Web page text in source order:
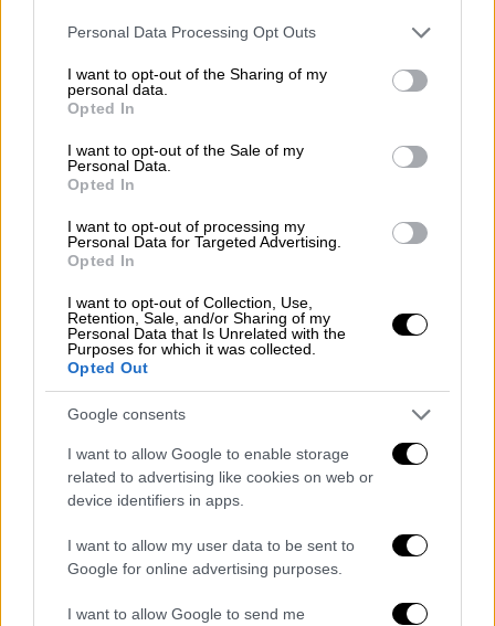
Please note that this website/app uses one or more Google
not limited to your visit or usage behaviour. You may click to
grant or deny consent to Google and its third-party tags to
use your data for below specified purposes in below Google
consent section.
Personal Data Processing Opt Outs
I want to opt-out of the Sharing of my
personal data.
Opted In
I want to opt-out of the Sale of my
Personal Data.
Opted In
I want to opt-out of processing my
Personal Data for Targeted Advertising.
Opted In
I want to opt-out of Collection, Use,
Retention, Sale, and/or Sharing of my
Personal Data that Is Unrelated with the
Purposes for which it was collected.
Opted Out
Google consents
I want to allow Google to enable storage
related to advertising like cookies on web or
device identifiers in apps.
I want to allow my user data to be sent to
Google for online advertising purposes.
I want to allow Google to send me
πολεμικών τεχνών) στον πλανήτη, ο Κόνορ
ΜακΓκρέγκορ. Ο Ιρλανδός, σύμφωνα με το
SDNA, δεν δίστασε να εγκωμιάσει δημόσια
τον τεχνικό των «κόκκινων διαβόλων» μετά
τη νίκη τους επί της Άρσεναλ για το
Κύπελλο Αγγλίας.
Ole Gunnar Solskjær is a special man!
The Man United Super Sub.
Player AND Manager. Insane!
You can feel the passion he has for
his club and it’s history.
Beaming with pride as he vividly
explains the teams amazing counter
attacking ability over the years. Past
and present!
Wow!
— Conor McGregor
(@TheNotoriousMMA)January 26,